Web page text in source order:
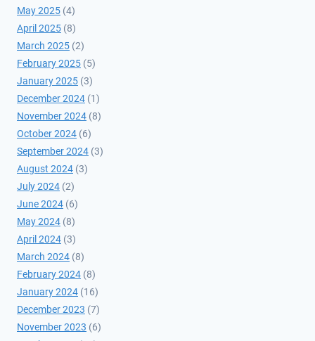
May 2025 (4)
April 2025 (8)
March 2025 (2)
February 2025 (5)
January 2025 (3)
December 2024 (1)
November 2024 (8)
October 2024 (6)
September 2024 (3)
August 2024 (3)
July 2024 (2)
June 2024 (6)
May 2024 (8)
April 2024 (3)
March 2024 (8)
February 2024 (8)
January 2024 (16)
December 2023 (7)
November 2023 (6)